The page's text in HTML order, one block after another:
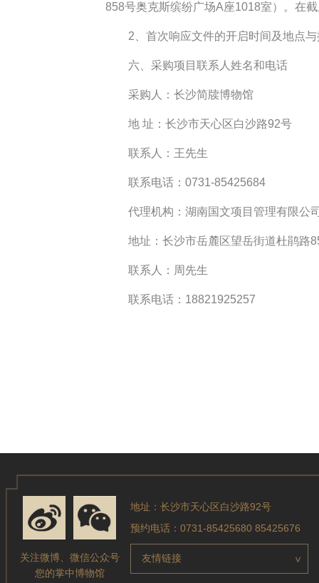
858号奥克斯缤纷广场A座1018室）。在
2、首次响应文件的开启时间及地点与
六、采购项目联系人姓名和电话
采购人：长沙简牍博物馆
地 址：长沙市天心区白沙路92号
联系人：王先生
联系电话：0731-85425684
代理机构：湖南国文项目管理有限公
地址：长沙市岳麓区望岳街道杜鹃路
联系人：周先生
联系电话：18821925257
关注微博、微信公众号
您的掌中博物馆
地址：长沙市天心区白沙路92号
预约电话：0731-85425680 85425676
友情链接 >